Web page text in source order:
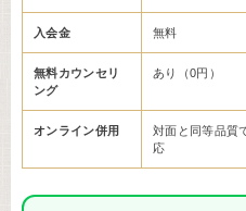
入会金 無料
無料カウンセリ
ング
あり（0円）
オンライン併用
対面と同等品質
応